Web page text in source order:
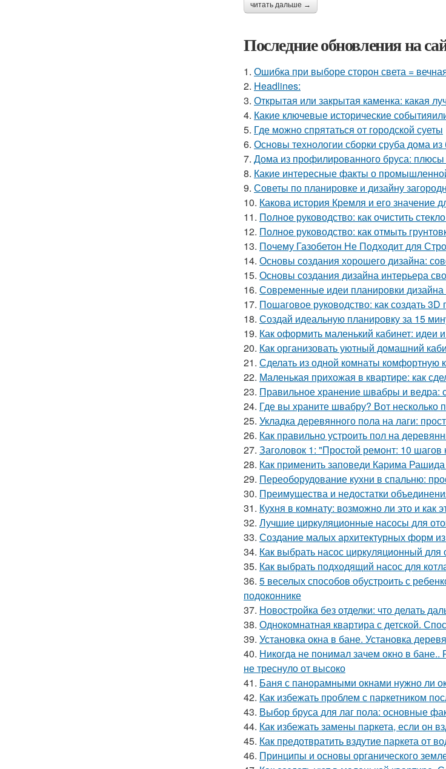
читать дальше →
Последние обновления на
1. Ошибка при выборе сторон света =
2. Headlines:
3. Открытая или закрытая каменка: какая
4. Какие ключевые исторические
5. Где можно спрятаться от городской суеты
6. Основы технологии сборки сруба дома
7. Дома из профилированного бруса:
8. Какие интересные факты о
9. Советы по планировке и дизайну
10. Какова история Кремля и его значение
11. Полное руководство: как очистить
12. Полное руководство: как отмыть
13. Почему Газобетон Не Подходит для
14. Основы создания хорошего дизайна:
15. Основы создания дизайна интерьера
16. Современные идеи планировки дизайна
17. Пошаговое руководство: как создать
18. Создай идеальную планировку за 15
19. Как оформить маленький кабинет: идеи
20. Как организовать уютный домашний
21. Сделать из одной комнаты комфортную
22. Маленькая прихожая в квартире: как
23. Правильное хранение швабры и ведра:
24. Где вы храните швабру? Вот несколько
25. Укладка деревянного пола на лаги:
26. Как правильно устроить пол на
27. Заголовок 1: "Простой ремонт: 10 шагов
28. Как применить заповеди Карима
29. Переоборудование кухни в спальню:
30. Преимущества и недостатки
31. Кухня в комнату: возможно ли это и как
32. Лучшие циркуляционные насосы для
33. Создание малых архитектурных форм из
34. Как выбрать насос циркуляционный
35. Как выбрать подходящий насос для
36. 5 веселых способов обустроить с
подоконнике
37. Новостройка без отделки: что делать
38. Однокомнатная квартира с детской.
39. Установка окна в бане. Установка
40. Никогда не понимал зачем окно в бане..
не треснуло от высоко
41. Баня с панорамными окнами нужно ли
42. Как избежать проблем с паркетником
43. Выбор бруса для лаг пола: основные
44. Как избежать замены паркета, если он
45. Как предотвратить вздутие паркета от
46. Принципы и основы органического